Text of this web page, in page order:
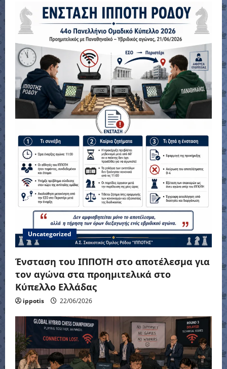
Uncategorized
Ένσταση του ΙΠΠΟΤΗ στο αποτέλεσμα για
τον αγώνα στα προημιτελικά στο
Κύπελλο Ελλάδας
ippotis 22/06/2026